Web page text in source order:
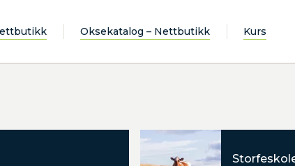
Oksekatalog – Nettbutikk Kurs